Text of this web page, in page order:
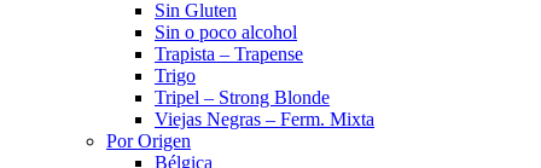
Sin Gluten
Sin o poco alcohol
Trapista – Trapense
Trigo
Tripel – Strong Blonde
Viejas Negras – Ferm. Mixta
Por Origen
Bélgica